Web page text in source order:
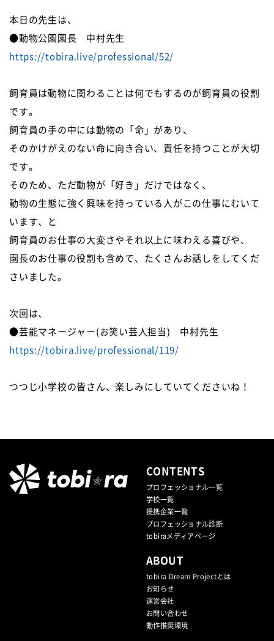
本日の先生は、
●動物公園園長 中村先生
https://tobira.live/professional/52/
飼育員は動物に関わることは何でもするのが飼育員の役割
です。
飼育員の手の中には動物の「命」があり、
そのかけがえのない命に向き合い、責任を持つことが大切
です。
そのため、ただ動物が「好き」だけではなく、
動物の生態に強く興味を持っている人がこの仕事にむいて
います、と
飼育員のお仕事の大変さやそれ以上に味わえる喜びや、
園長のお仕事の役割も含めて、たくさんお話しをしてくだ
さいました。
次回は、
●芸能マネージャー(お笑い芸人担当) 中村先生
https://tobira.live/professional/119/
つつじ小学校の皆さん、楽しみにしていてくださいね！
CONTENTS
プロフェッショナル一覧
学校一覧
提携企業⼀覧
プロフェッショナル診断
tobiraメディアページ
ABOUT
tobira Dream Projectとは
お知らせ
運営会社
お問い合わせ
動作推奨環境